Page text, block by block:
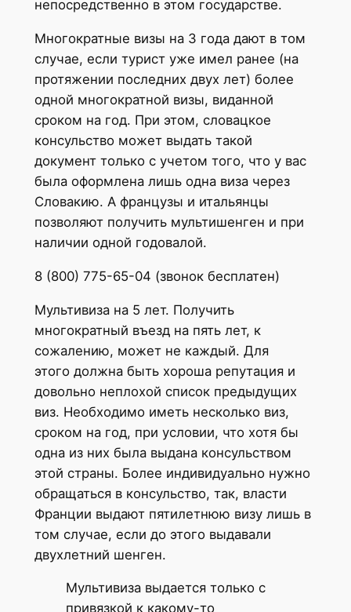
непосредственно в этом государстве.
Многократные визы на 3 года дают в том
случае, если турист уже имел ранее (на
протяжении последних двух лет) более
одной многократной визы, виданной
сроком на год. При этом, словацкое
консульство может выдать такой
документ только с учетом того, что у вас
была оформлена лишь одна виза через
Словакию. А французы и итальянцы
позволяют получить мультишенген и при
наличии одной годовалой.
8 (800) 775-65-04 (звонок бесплатен)
Мультивиза на 5 лет. Получить
многократный въезд на пять лет, к
сожалению, может не каждый. Для
этого должна быть хороша репутация и
довольно неплохой список предыдущих
виз. Необходимо иметь несколько виз,
сроком на год, при условии, что хотя бы
одна из них была выдана консульством
этой страны. Более индивидуально нужно
обращаться в консульство, так, власти
Франции выдают пятилетнюю визу лишь в
том случае, если до этого выдавали
двухлетний шенген.
Мультивиза выдается только с
привязкой к какому-то